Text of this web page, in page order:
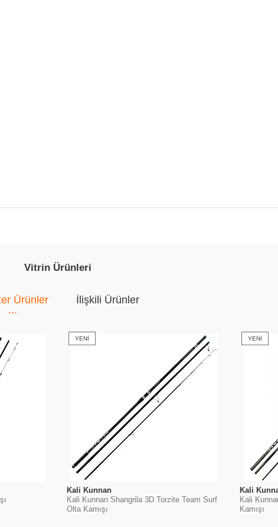
Vitrin Ürünleri
Ürünler İlişkili Ürünler
YENI
Kali Kunnan
Kali Kunnan Shangrila 3D Torzite Team Surf
Olta Kamışı
YENI
Kali
Kali
Kamışı